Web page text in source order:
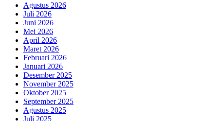
Agustus 2026
Juli 2026
Juni 2026
Mei 2026
April 2026
Maret 2026
Februari 2026
Januari 2026
Desember 2025
November 2025
Oktober 2025
September 2025
Agustus 2025
Juli 2025